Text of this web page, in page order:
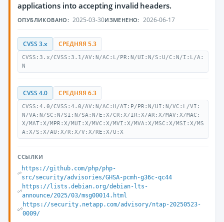
applications into accepting invalid headers.
ОПУБЛИКОВАНО: 2025-03-30ИЗМЕНЕНО: 2026-06-17
CVSS 3.x СРЕДНЯЯ 5.3
CVSS:3.x/CVSS:3.1/AV:N/AC:L/PR:N/UI:N/S:U/C:N/I:L/A:
N
CVSS 4.0 СРЕДНЯЯ 6.3
CVSS:4.0/CVSS:4.0/AV:N/AC:H/AT:P/PR:N/UI:N/VC:L/VI:
N/VA:N/SC:N/SI:N/SA:N/E:X/CR:X/IR:X/AR:X/MAV:X/MAC:
X/MAT:X/MPR:X/MUI:X/MVC:X/MVI:X/MVA:X/MSC:X/MSI:X/MS
A:X/S:X/AU:X/R:X/V:X/RE:X/U:X
ССЫЛКИ
https://github.com/php/php-
src/security/advisories/GHSA-pcmh-g36c-qc44
https://lists.debian.org/debian-lts-
announce/2025/03/msg00014.html
https://security.netapp.com/advisory/ntap-20250523-
0009/